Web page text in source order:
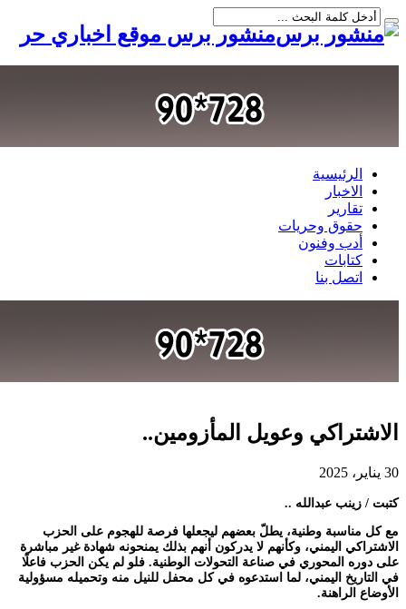
منشور برس موقع اخباري حر
الرئيسية
الاخبار
تقارير
حقوق وحريات
أدب وفنون
كتابات
اتصل بنا
الاشتراكي وعويل المأزومين..
30 يناير، 2025
كتبت / زينب عبدالله ..
مع كل مناسبة وطنية، يطلّ بعضهم ليجعلها فرصة للهجوم على الحزب
الاشتراكي اليمني، وكأنهم لا يدركون أنهم بذلك يمنحونه شهادة غير مباشرة
على دوره المحوري في صناعة التحولات الوطنية. فلو لم يكن الحزب فاعلًا
في التاريخ اليمني، لما استدعوه في كل محفل للنيل منه وتحميله مسؤولية
الأوضاع الراهنة.